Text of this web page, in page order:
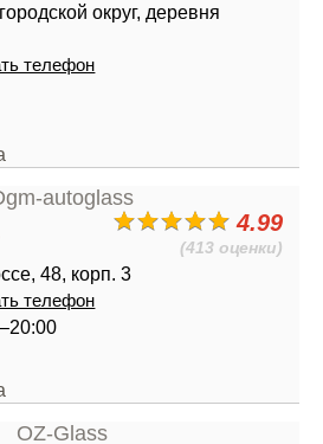
округ, деревня
телефон
4.99
(413 оценки)
48, корп. 3
телефон